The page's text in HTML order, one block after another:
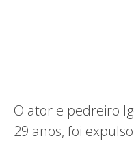
O ator e pedreiro
29 anos, foi